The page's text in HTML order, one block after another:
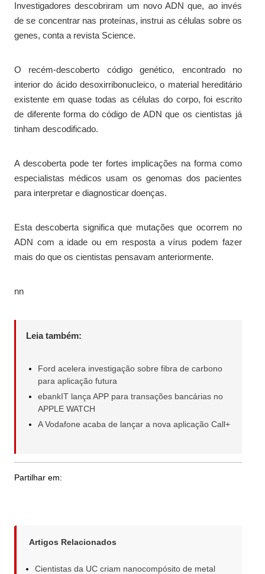
Investigadores descobriram um novo ADN que, ao invés
de se concentrar nas proteínas, instrui as células sobre os
genes, conta a revista Science.
O recém-descoberto código genético, encontrado no
interior do ácido desoxirribonucleico, o material hereditário
existente em quase todas as células do corpo, foi escrito
de diferente forma do código de ADN que os cientistas já
tinham descodificado.
A descoberta pode ter fortes implicações na forma como
especialistas médicos usam os genomas dos pacientes
para interpretar e diagnosticar doenças.
Esta descoberta significa que mutações que ocorrem no
ADN com a idade ou em resposta a vírus podem fazer
mais do que os cientistas pensavam anteriormente.
nn
Leia também:
Ford acelera investigação sobre fibra de carbono
para aplicação futura
ebankIT lança APP para transações bancárias no
APPLE WATCH
A Vodafone acaba de lançar a nova aplicação Call+
Partilhar em:
Artigos Relacionados
Cientistas da UC criam nanocompósito de metal